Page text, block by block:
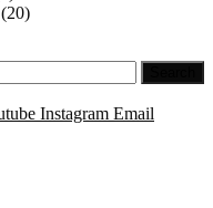
(20)
Instagram Email